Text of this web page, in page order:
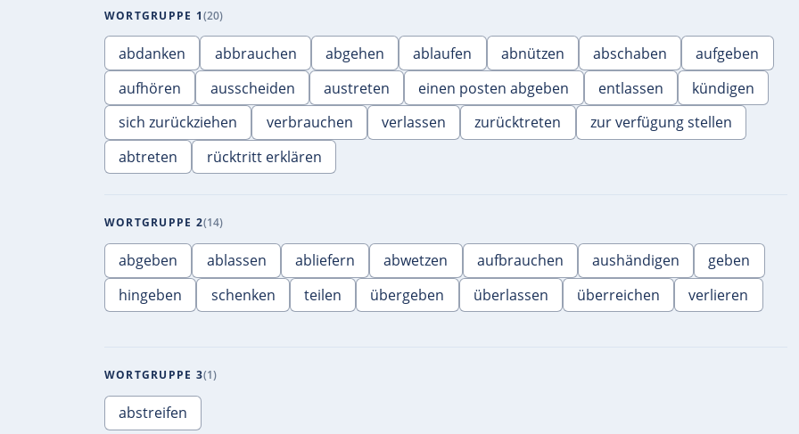
WORTGRUPPE 1 20
abdanken abbrauchen abgehen ablaufen abnützen abschaben
aufgeben
aufhören
ausscheiden austreten einen posten abgeben entlassen
kündigen
sich zurückziehen
verbrauchen verlassen zurücktreten
zur verfügung stellen
abtreten
rücktritt erklären
WORTGRUPPE 2 14
abgeben ablassen abliefern abwetzen aufbrauchen aushändigen
geben
hingeben
schenken teilen übergeben überlassen überreichen verlieren
WORTGRUPPE 3 1
abstreifen